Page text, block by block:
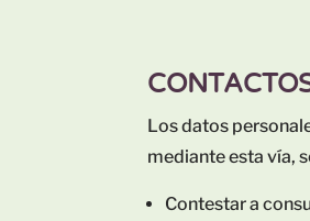
Los datos
mediante esta vía,
Contestar a